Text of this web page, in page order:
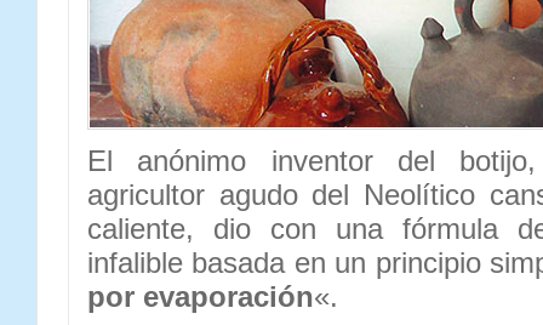
El anónimo inventor del
agricultor agudo del Neolítico
caliente, dio con una fórmula
infalible basada en un principio
por evaporación«.